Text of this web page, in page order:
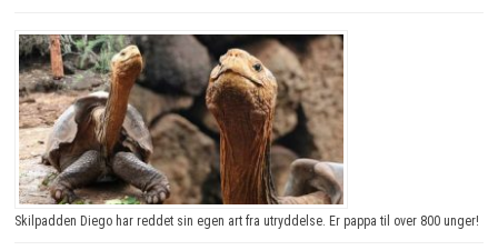
Skilpadden Diego har reddet sin egen art fra utryddelse. Er pappa til over 800 unger!